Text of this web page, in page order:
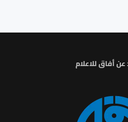
عن أفاق للاعلام